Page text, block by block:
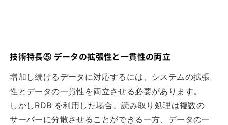
技術特長⑤ データの拡張性と一貫性の両立
増加し続けるデータに対応するには、システムの拡張
性とデータの一貫性を両立させる必要があります。
しかしRDB を利用した場合、読み取り処理は複数の
サーバーに分散させることができる一方、データの一